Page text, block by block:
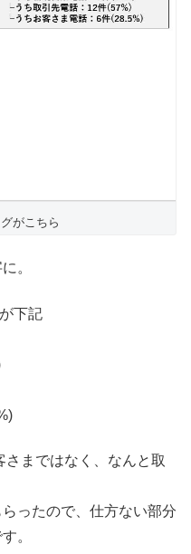
がこちら
。
下記
まではなく、なんと取
ったので、仕方ない部分
。